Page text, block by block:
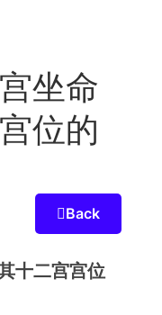
坐命
位的
Back
十二宫宫位